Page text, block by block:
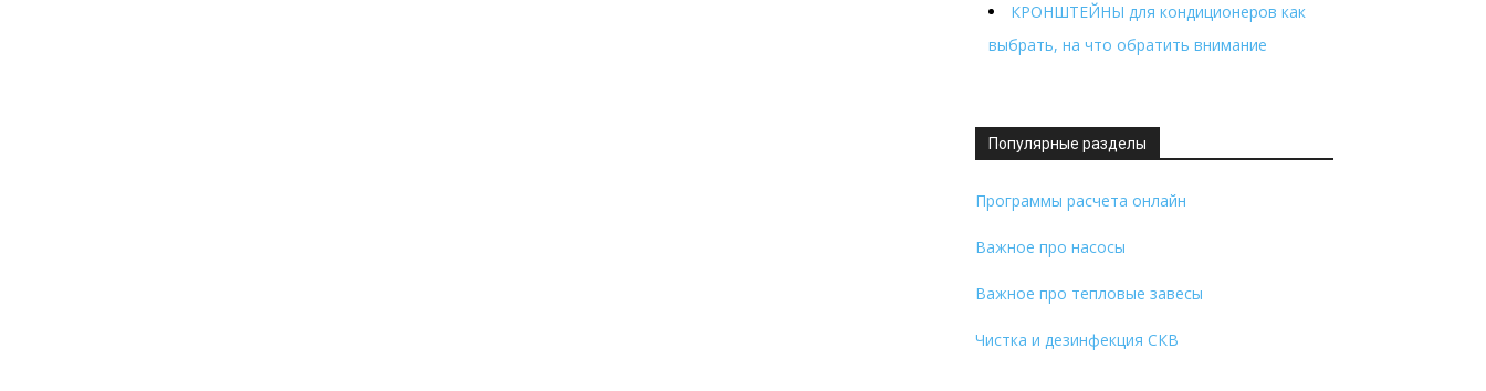
КРОНШТЕЙНЫ для кондиционеров как
выбрать, на что обратить внимание
Популярные разделы
Программы расчета онлайн
Важное про насосы
Важное про тепловые завесы
Чистка и дезинфекция СКВ